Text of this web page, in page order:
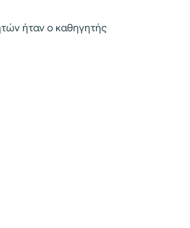
ήταν ο καθηγητής